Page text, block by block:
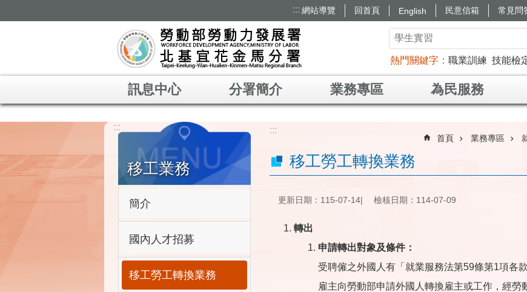
::: 網站導覽 回首頁 English 民意信箱 常見問
熱門關鍵字 職業訓練 技能檢
訊息中心 分署簡介 業務專區 為民服務
:::
移工業務
簡介
國內人才招募
移工勞工轉換業務
:::
首頁 業務專區
移工勞工轉換業務
更新日期：115-07-14 檢核日期：114-07-09
轉出
​申請轉出對象及條件：
受聘僱之外國人有「就業服務法第59條第1項各
雇主向勞動部申請外國人轉換雇主或工作，經